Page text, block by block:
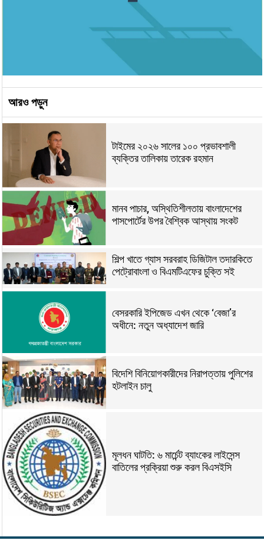
আরও পড়ুন
টাইমের ২০২৬ সালের ১০০ প্রভাবশালী
ব্যক্তির তালিকায় তারেক রহমান
মানব পাচার, অস্থিতিশীলতায় বাংলাদেশের
পাসপোর্টের উপর বৈশ্বিক আস্থায় সংকট
শিল্প খাতে গ্যাস সরবরাহ ডিজিটাল তদারকিতে
পেট্রোবাংলা ও বিএমটিএফের চুক্তি সই
বেসরকারি ইপিজেড এখন থেকে ‘বেজা’র
অধীনে: নতুন অধ্যাদেশ জারি
বিদেশি বিনিয়োগকারীদের নিরাপত্তায় পুলিশের
হটলাইন চালু
মূলধন ঘাটতি: ৬ মার্চেন্ট ব্যাংকের লাইসেন্স
বাতিলের প্রক্রিয়া শুরু করল বিএসইসি